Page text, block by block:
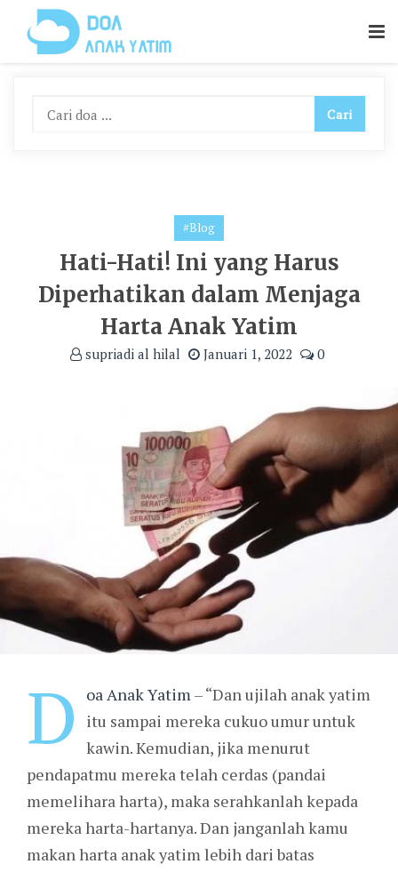
Content
#Blog
Hati-Hati! Ini yang Harus
Diperhatikan dalam Menjaga
Harta Anak Yatim
supriadi al hilal Januari 1, 2022 0
D oa Anak Yatim– “Dan ujilah anak yatim
itu sampai mereka cukuo umur untuk
kawin. Kemudian, jika menurut
pendapatmu mereka telah cerdas (pandai
memelihara harta), maka serahkanlah kepada
mereka harta-hartanya. Dan janganlah kamu
makan harta anak yatim lebih dari batas